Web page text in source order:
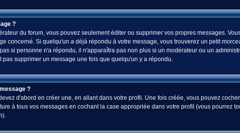
?
du forum, vous pouvez seulement éditer ou supprimer vos propres messages.
concerné. Si quelqu'un a déjà répondu à votre message, vous trouverez un petit
si personne n'a répondu, il n'apparaîtra pas non plus si un modérateur ou un
supprimer un message une fois que quelqu'un y a répondu.
?
d'abord en créer une, en allant dans votre profil. Une fois créée, vous pouvez
à tous vos messages en cochant la case appropriée dans votre profil (vous pourrez